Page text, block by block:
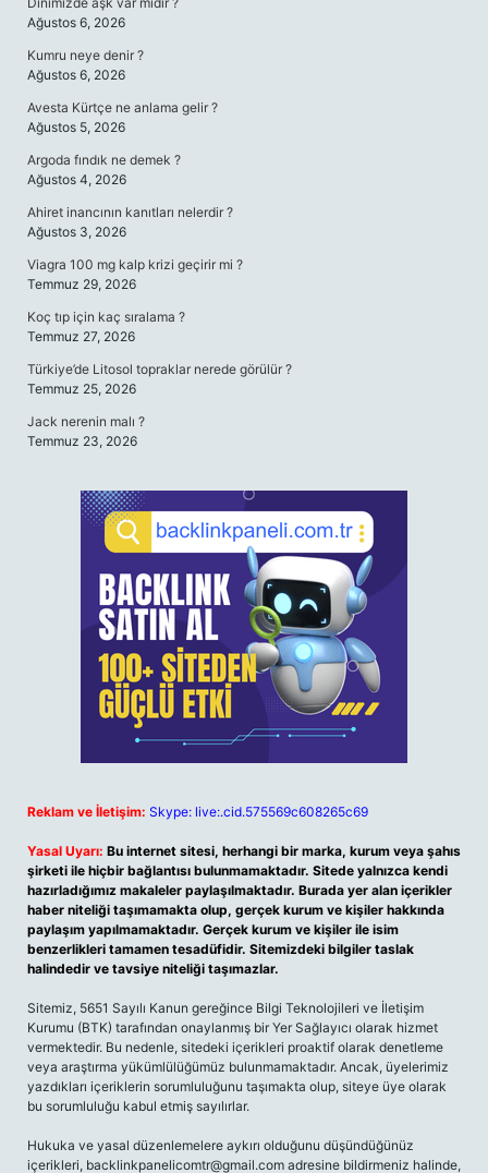
Ağustos 6, 2026
Kumru neye denir ?
Ağustos 6, 2026
Avesta Kürtçe ne anlama gelir ?
Ağustos 5, 2026
Argoda fındık ne demek ?
Ağustos 4, 2026
Ahiret inancının kanıtları nelerdir ?
Ağustos 3, 2026
Viagra 100 mg kalp krizi geçirir mi ?
Temmuz 29, 2026
Koç tıp için kaç sıralama ?
Temmuz 27, 2026
Türkiye’de Litosol topraklar nerede görülür ?
Temmuz 25, 2026
Jack nerenin malı ?
Temmuz 23, 2026
Reklam ve İletişim: Skype: live:.cid.575569c608265c69
Yasal Uyarı: Bu internet sitesi, herhangi bir marka, kurum veya şahıs
şirketi ile hiçbir bağlantısı bulunmamaktadır. Sitede yalnızca kendi
hazırladığımız makaleler paylaşılmaktadır. Burada yer alan içerikler
haber niteliği taşımamakta olup, gerçek kurum ve kişiler hakkında
paylaşım yapılmamaktadır. Gerçek kurum ve kişiler ile isim
benzerlikleri tamamen tesadüfidir. Sitemizdeki bilgiler taslak
halindedir ve tavsiye niteliği taşımazlar.
Sitemiz, 5651 Sayılı Kanun gereğince Bilgi Teknolojileri ve İletişim
Kurumu (BTK) tarafından onaylanmış bir Yer Sağlayıcı olarak hizmet
vermektedir. Bu nedenle, sitedeki içerikleri proaktif olarak denetleme
veya araştırma yükümlülüğümüz bulunmamaktadır. Ancak, üyelerimiz
yazdıkları içeriklerin sorumluluğunu taşımakta olup, siteye üye olarak
bu sorumluluğu kabul etmiş sayılırlar.
Hukuka ve yasal düzenlemelere aykırı olduğunu düşündüğünüz
içerikleri, backlinkpanelicomtr@gmail.com adresine bildirmeniz halinde,